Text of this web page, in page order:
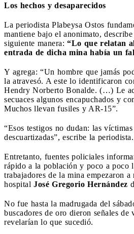
Los hechos y desaparecidos
La periodista Plabeysa Ostos
mantiene bajo el anonimato,
siguiente manera: “Lo que relatan
entrada de dicha mina había un
Y agrega: “Un hombre que jamás
la atravesó. A este lo identificaron
Hendry Norberto Bonalde. (…) Le
secuaces algunos encapuchados y
Muchos llevan fusiles y AR-15”.
“Esos testigos no dudan: las
descuartizadas”, escribe la periodista.
Entretanto, fuentes policiales
rápido a la población y poco a poco
trabajadores de la mina empezaron a
hospital José Gregorio Hernández
No fue hasta la madrugada del
buscadores de oro dieron señales de
revelarían lo que sucedió.